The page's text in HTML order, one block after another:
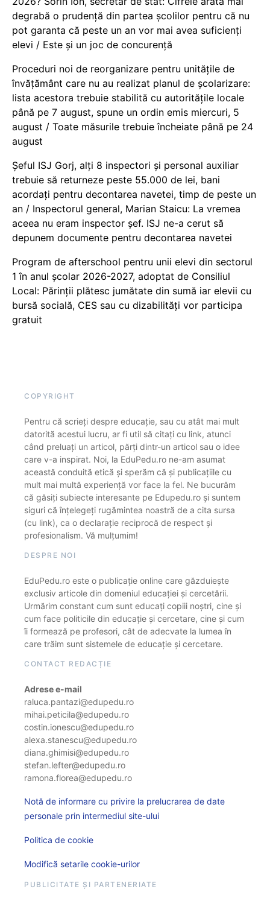
degrabă o prudență din partea școlilor pentru că nu
pot garanta că peste un an vor mai avea suficienți
elevi / Este și un joc de concurență
Proceduri noi de reorganizare pentru unitățile de
învățământ care nu au realizat planul de școlarizare:
lista acestora trebuie stabilită cu autoritățile locale
până pe 7 august, spune un ordin emis miercuri, 5
august / Toate măsurile trebuie încheiate până pe 24
august
Șeful ISJ Gorj, alți 8 inspectori și personal auxiliar
trebuie să returneze peste 55.000 de lei, bani
acordați pentru decontarea navetei, timp de peste un
an / Inspectorul general, Marian Staicu: La vremea
aceea nu eram inspector șef. ISJ ne-a cerut să
depunem documente pentru decontarea navetei
Program de afterschool pentru unii elevi din sectorul
1 în anul școlar 2026-2027, adoptat de Consiliul
Local: Părinții plătesc jumătate din sumă iar elevii cu
bursă socială, CES sau cu dizabilităţi vor participa
gratuit
COPYRIGHT
Pentru că scrieți despre educație, sau cu atât mai mult
datorită acestui lucru, ar fi util să citați cu link, atunci
când preluați un articol, părți dintr-un articol sau o idee
care v-a inspirat. Noi, la EduPedu.ro ne-am asumat
această conduită etică și sperăm că și publicațiile cu
mult mai multă experiență vor face la fel. Ne bucurăm
că găsiți subiecte interesante pe Edupedu.ro și suntem
siguri că înțelegeți rugămintea noastră de a cita sursa
(cu link), ca o declarație reciprocă de respect și
profesionalism. Vă mulțumim!
DESPRE NOI
EduPedu.ro este o publicație online care găzduiește
exclusiv articole din domeniul educației și cercetării.
Urmărim constant cum sunt educați copiii noștri, cine și
cum face politicile din educație și cercetare, cine și cum
îi formează pe profesori, cât de adecvate la lumea în
care trăim sunt sistemele de educație și cercetare.
CONTACT REDACȚIE
Adrese e-mail
raluca.pantazi@edupedu.ro
mihai.peticila@edupedu.ro
costin.ionescu@edupedu.ro
alexa.stanescu@edupedu.ro
diana.ghimisi@edupedu.ro
stefan.lefter@edupedu.ro
ramona.florea@edupedu.ro
Notă de informare cu privire la prelucrarea de date
personale prin intermediul site-ului
Politica de cookie
Modifică setarile cookie-urilor
PUBLICITATE ȘI PARTENERIATE